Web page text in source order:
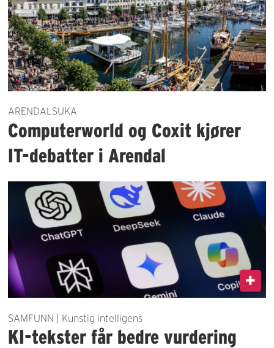
ARENDALSUKA
Computerworld og Coxit kjører
IT-debatter i Arendal
SAMFUNN | Kunstig intelligens
KI-tekster får bedre vurdering